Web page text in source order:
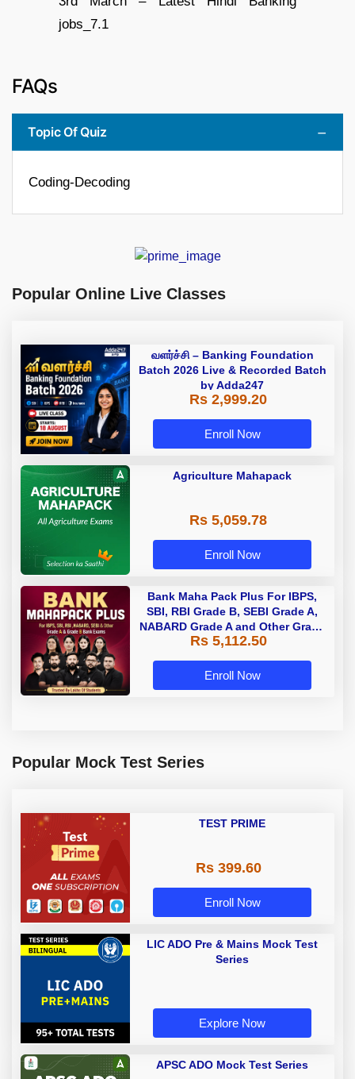
FAQs
Topic Of Quiz
Coding-Decoding
Popular Online Live Classes
வளர்ச்சி – Banking Foundation
Batch 2026 Live & Recorded Batch
by Adda247
Rs 2,999.20
Enroll Now
Agriculture Mahapack
Rs 5,059.78
Enroll Now
Bank Maha Pack Plus For IBPS,
SBI, RBI Grade B, SEBI Grade A,
NABARD Grade A and Other Grade
A & Grade B Bank Exams
Rs 5,112.50
Enroll Now
Popular Mock Test Series
TEST PRIME
Rs 399.60
Enroll Now
LIC ADO Pre & Mains Mock Test
Series
Explore Now
APSC ADO Mock Test Series